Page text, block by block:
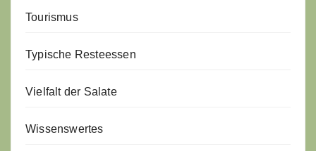
Tourismus
Typische Resteessen
Vielfalt der Salate
Wissenswertes